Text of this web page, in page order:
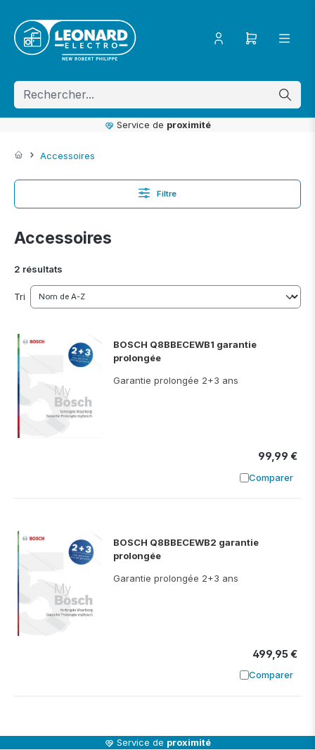
Service de proximité
Accessoires
Filtre
Accessoires
2 résultats
Tri
BOSCH Q8BBECEWB1 garantie
prolongée
Garantie prolongée 2+3 ans
99,99 €
Comparer
Ajouter à
BOSCH Q8BBECEWB2 garantie
prolongée
Garantie prolongée 2+3 ans
499,95 €
Comparer
Ajouter à
Service de proximité